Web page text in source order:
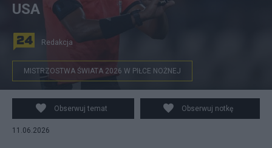
USA
Redakcja
MISTRZOSTWA ŚWIATA 2026 W PIŁCE NOŻNEJ
Obserwuj temat Obserwuj notkę
11.06.2026